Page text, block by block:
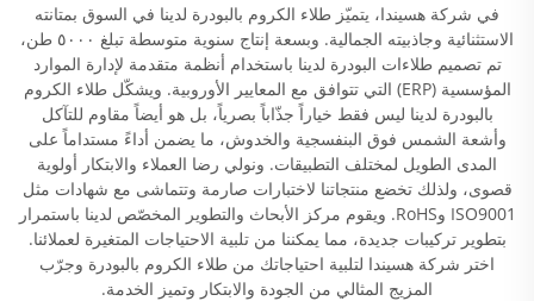
في شركة هسيندا، يتميّز طلاء الكروم بالبودرة لدينا في السوق بمتانته
الاستثنائية وجاذبيته الجمالية. وبسعة إنتاج سنوية متوسطة تبلغ ٥٠٠٠ طن،
تم تصميم طلاءات البودرة لدينا باستخدام أنظمة متقدمة لإدارة الموارد
المؤسسية (ERP) التي تتوافق مع المعايير الأوروبية. ويشكّل طلاء الكروم
بالبودرة لدينا ليس فقط خياراً جذّاباً بصرياً، بل هو أيضاً مقاوم للتآكل
وأشعة الشمس فوق البنفسجية والخدوش، ما يضمن أداءً مستداماً على
المدى الطويل لمختلف التطبيقات. ونولي رضا العملاء والابتكار أولوية
قصوى، ولذلك تخضع منتجاتنا لاختبارات صارمة وتتماشى مع شهادات مثل
ISO9001 وRoHS. ويقوم مركز الأبحاث والتطوير المخصّص لدينا باستمرار
بتطوير تركيبات جديدة، مما يمكننا من تلبية الاحتياجات المتغيرة لعملائنا.
اختر شركة هسيندا لتلبية احتياجاتك من طلاء الكروم بالبودرة وجرّب
المزيج المثالي من الجودة والابتكار وتميز الخدمة.